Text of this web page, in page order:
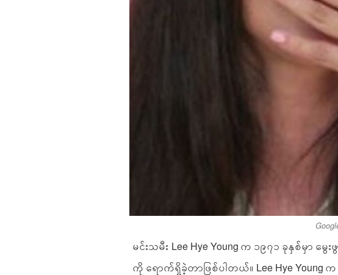
မင်းသမီး Lee Hye Young က ၁၉၇၁ ခုနှစ်မှာ မွ
ကို ရောက်ရှိခဲ့တာဖြစ်ပါတယ်။ Lee Hye Young က